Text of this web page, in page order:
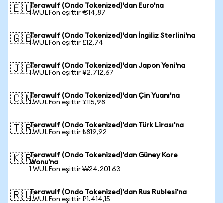
🇪🇺Terawulf (Ondo Tokenized)'dan Euro'na
1 WULFon eşittir €14,87
🇬🇧Terawulf (Ondo Tokenized)'dan İngiliz Sterlini'na
1 WULFon eşittir £12,74
🇯🇵Terawulf (Ondo Tokenized)'dan Japon Yeni'na
1 WULFon eşittir ¥2.712,67
🇨🇳Terawulf (Ondo Tokenized)'dan Çin Yuanı'na
1 WULFon eşittir ¥115,98
🇹🇷Terawulf (Ondo Tokenized)'dan Türk Lirası'na
1 WULFon eşittir ₺819,92
🇰🇷Terawulf (Ondo Tokenized)'dan Güney Kore
Wonu'na
1 WULFon eşittir ₩24.201,63
🇷🇺Terawulf (Ondo Tokenized)'dan Rus Rublesi'na
1 WULFon eşittir ₽1.414,15